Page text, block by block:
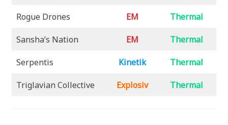
Rogue Drones EM Thermal
Sansha’s Nation EM Thermal
Serpentis Kinetik Thermal
Triglavian Collective Explosiv Thermal